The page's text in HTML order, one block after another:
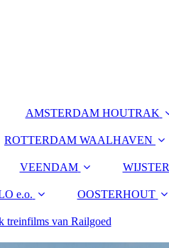
AMSTERDAM HOUTRAK
ROTTERDAM WAALHAVEN
VEENDAM WIJSTER
e.o. OOSTERHOUT
treinfilms van Railgoed